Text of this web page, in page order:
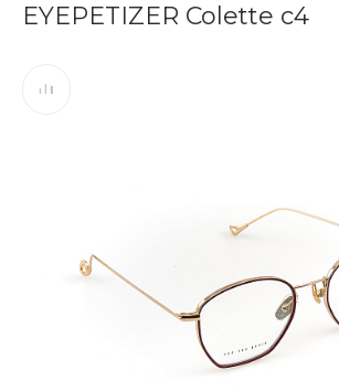
EYEPETIZER Colette c4